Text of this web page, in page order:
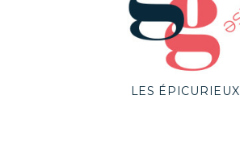
LES ÉPICURIEUX